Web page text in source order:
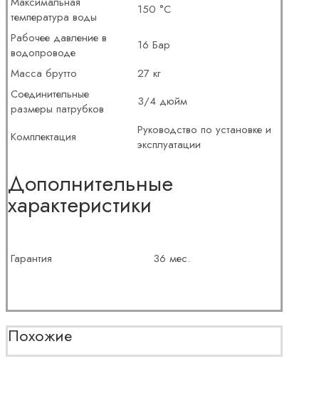
температура воды
150 °С
Рабочее давление в
водопроводе
16 Бар
Масса брутто
27 кг
Соединительные
размеры патрубков
3/4 дюйм
Комплектация
Руководство по установке и
эксплуатации
Дополнительные
характеристики
Гарантия 36 мес.
Похожие